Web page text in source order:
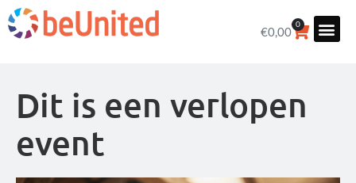
€0,00
0
Dit is een verlopen
event